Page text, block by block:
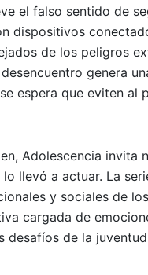
el falso sentido de
dispositivos
de los peligros
genera
espera que eviten al
Adolescencia invita
llevó a actuar. La
y sociales de
cargada de
desafíos de la juventud